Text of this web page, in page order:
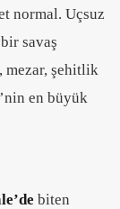
normal. Uçsuz
savaş
mezar, şehitlik
en büyük
biten